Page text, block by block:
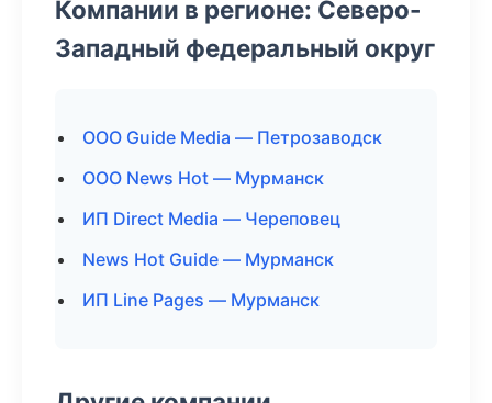
Компании в регионе: Северо-
Западный федеральный округ
ООО Guide Media — Петрозаводск
ООО News Hot — Мурманск
ИП Direct Media — Череповец
News Hot Guide — Мурманск
ИП Line Pages — Мурманск